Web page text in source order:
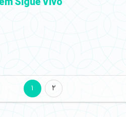
1 2